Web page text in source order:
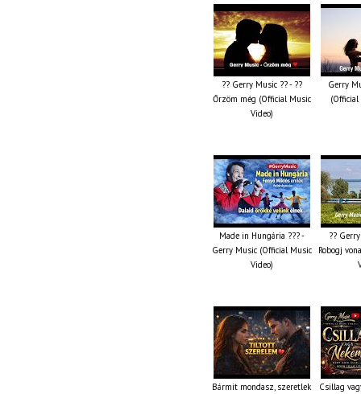
?? Gerry Music ?? - ??
Őrzöm még (Official Music
Video)
Gerry
(Official
Made in Hungária ??? -
Gerry Music (Official Music
Video)
??
Robogj
Bármit mondasz, szeretlek
Csillag